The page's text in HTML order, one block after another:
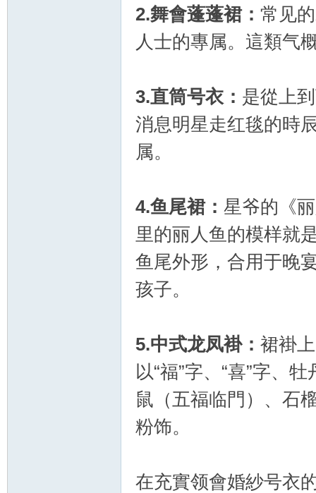
2.舞會蓬蓬裙： 常见
人士的專属。這類气
3.直筒号衣： 是從上
消息明星走红毯的時
属。
4.鱼尾裙： 星爷的《
里的丽人鱼的模样就
鱼尾外形，合用于晚
孩子。
5.中式龙凤褂： 裙褂
以“福”字、“喜”字、
鼠（五福临門）、石
粉饰。
在充實领會婚紗号衣